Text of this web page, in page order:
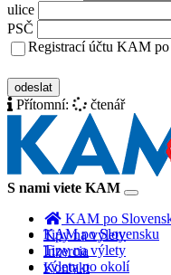
ulice
PSČ
Registrací účtu KAM po
odeslat
Přítomní: čtenář
S nami viete KAM
Toggle
KAM po
Tipy na výlety
Inzercia
Kontakt
KAM po Slovensku
Tipy na výlety
výlety po okolí